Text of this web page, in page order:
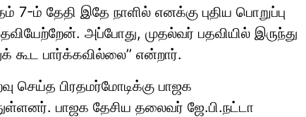
ம் தேதி இதே நாளில் எனக்கு புதிய பொறுப்பு
அப்போது, முதல்வர் பதவியில் இருந்து
கூட பார்க்கவில்லை’’ என்றார்.
பிரதமர்மோடிக்கு பாஜக
பாஜக தேசிய தலைவர் ஜே.பி.நட்டா